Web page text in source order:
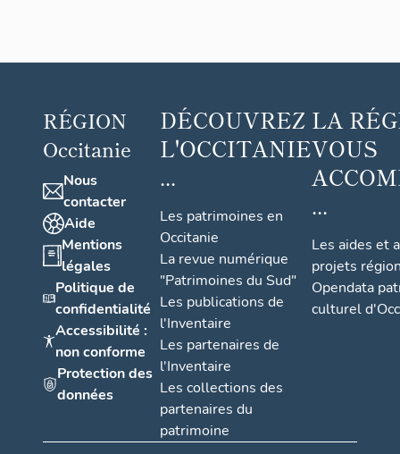
RÉGION
Occitanie
Nous
contacter
Aide
Mentions
légales
Politique de
confidentialité
Accessibilité :
non conforme
Protection des
données
DÉCOUVREZ
L'OCCITANIE
...
Les patrimoines en
Occitanie
La revue numérique
"Patrimoines du Sud"
Les publications de
l'Inventaire
Les partenaires de
l'Inventaire
Les collections des
partenaires du
patrimoine
LA
VOUS
...
Les aides et
projets
Opendata
culturel